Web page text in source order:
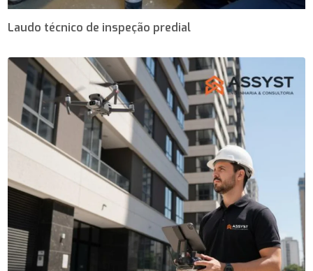
Laudo técnico de inspeção predial